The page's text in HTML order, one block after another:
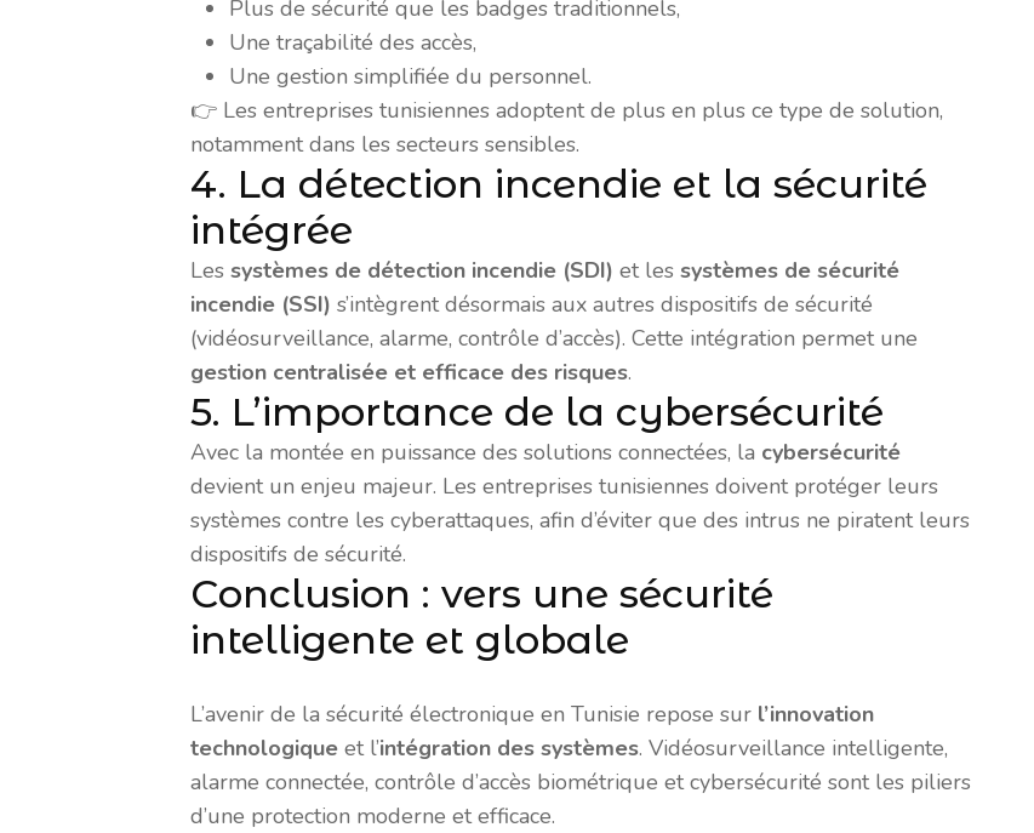
Plus de sécurité que les badges traditionnels,
Une traçabilité des accès,
Une gestion simplifiée du personnel.
👉 Les entreprises tunisiennes adoptent de plus en plus ce type de solution,
notamment dans les secteurs sensibles.
4. La détection incendie et la sécurité
intégrée
Les systèmes de détection incendie (SDI) et les systèmes de sécurité
incendie (SSI) s’intègrent désormais aux autres dispositifs de sécurité
(vidéosurveillance, alarme, contrôle d’accès). Cette intégration permet une
gestion centralisée et efficace des risques.
5. L’importance de la cybersécurité
Avec la montée en puissance des solutions connectées, la cybersécurité
devient un enjeu majeur. Les entreprises tunisiennes doivent protéger leurs
systèmes contre les cyberattaques, afin d’éviter que des intrus ne piratent leurs
dispositifs de sécurité.
Conclusion : vers une sécurité
intelligente et globale
L’avenir de la sécurité électronique en Tunisie repose sur l’innovation
technologique et l’intégration des systèmes. Vidéosurveillance intelligente,
alarme connectée, contrôle d’accès biométrique et cybersécurité sont les piliers
d’une protection moderne et efficace.